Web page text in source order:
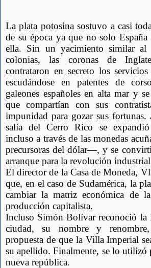
La plata potosina sostuvo a casi
de su época ya que no solo España
ella. Sin un yacimiento similar al
colonias, las coronas de
contrataron en secreto los
escudándose en patentes de
galeones españoles en alta mar y
que compartían con sus
impunidad para gozar sus
salía del Cerro Rico se
incluso a través de las monedas
precursoras del dólar—, y se
arranque para la revolución
El director de la Casa de Moneda,
que, en el caso de Sudamérica, la
cambiar la matriz económica de
producción capitalista.
Incluso Simón Bolívar reconoció la
ciudad, su nombre y
propuesta de que la Villa Imperial
su apellido. Finalmente, se lo utilizó
nueva república.